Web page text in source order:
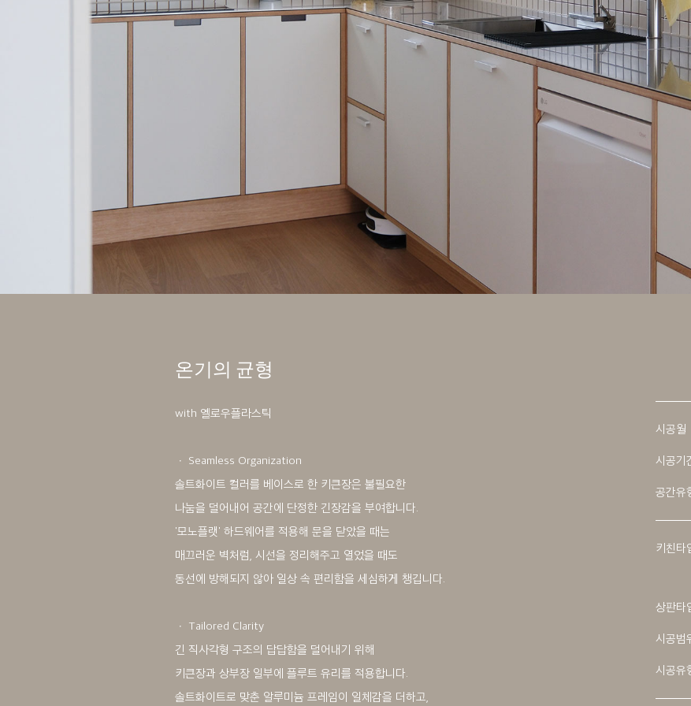
온기의 균형
with 옐로우플라스틱
ㆍ Seamless Organization
솔트화이트 컬러를 베이스로 한 키큰장은 불필요한
나눔을 덜어내어 공간에 단정한 긴장감을 부여합니다.
'모노플랫' 하드웨어를 적용해 문을 닫았을 때는
매끄러운 벽처럼, 시선을 정리해주고 열었을 때도
동선에 방해되지 않아 일상 속 편리함을 세심하게 챙깁니다.
ㆍ Tailored Clarity
긴 직사각형 구조의 답답함을 덜어내기 위해
키큰장과 상부장 일부에 플루트 유리를 적용합니다.
솔트화이트로 맞춘 알루미늄 프레임이 일체감을 더하고,
시공월
시공기
공간유
키친타
상판타
시공범
시공유